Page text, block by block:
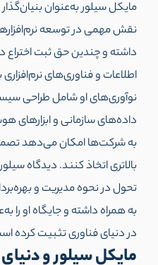
نقش مهمی در توسعه
داشته و چندین حق ثبت اختراع
اطلاعات و فناوری‌های
نوآوری‌های او شامل طراحی
داده‌های سازمانی و
به شرکت‌ها امکان می‌دهد
بالاتری اتخاذ کنند. دیدگاه
تحول در نحوه مدیریت و
به همراه داشته و جایگاه او را
در دنیای فناوری تثبیت کرده
مایکل سیلور و دنیای